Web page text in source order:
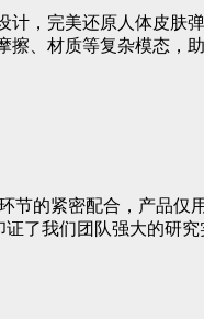
，完美还原人体皮肤
、材质等复杂模态，
节的紧密配合，产品仅
了我们团队强大的研